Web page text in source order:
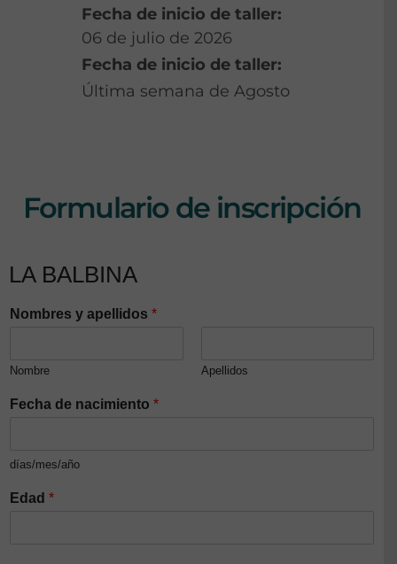
Fecha de inicio de taller:
06 de julio de 2026
Fecha de inicio de taller:
Última semana de Agosto
Formulario de inscripción
LA BALBINA
Nombres y apellidos *
Nombre Apellidos
Fecha de nacimiento *
días/mes/año
Edad *